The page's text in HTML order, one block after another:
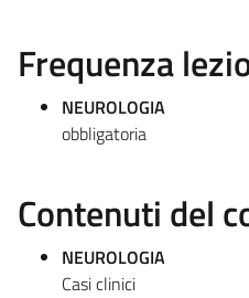
Frequenza
NEUROLOGIA
obbligatoria
Contenuti del
NEUROLOGIA
Casi clinici